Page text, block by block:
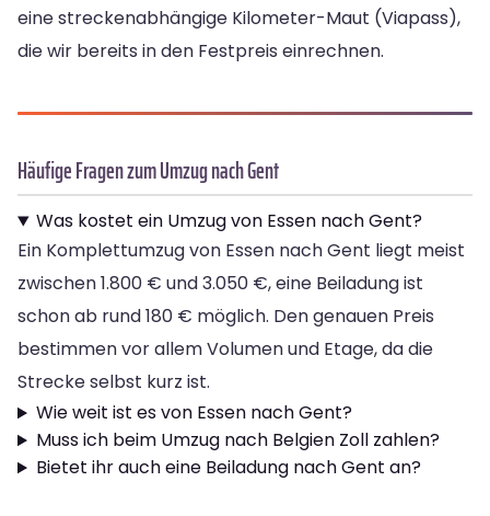
eine streckenabhängige Kilometer-Maut (Viapass),
die wir bereits in den Festpreis einrechnen.
Häufige Fragen zum Umzug nach Gent
Was kostet ein Umzug von Essen nach Gent?
Ein Komplettumzug von Essen nach Gent liegt meist
zwischen 1.800 € und 3.050 €, eine Beiladung ist
schon ab rund 180 € möglich. Den genauen Preis
bestimmen vor allem Volumen und Etage, da die
Strecke selbst kurz ist.
Wie weit ist es von Essen nach Gent?
Muss ich beim Umzug nach Belgien Zoll zahlen?
Bietet ihr auch eine Beiladung nach Gent an?